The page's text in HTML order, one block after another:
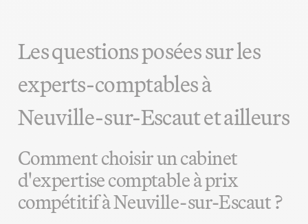
Les questions posées sur les
experts-comptables à
Neuville-sur-Escaut et ailleurs
Comment choisir un cabinet
d'expertise comptable à prix
compétitif à Neuville-sur-Escaut ?